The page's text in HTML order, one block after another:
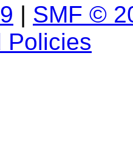
| SMF ©
Policies